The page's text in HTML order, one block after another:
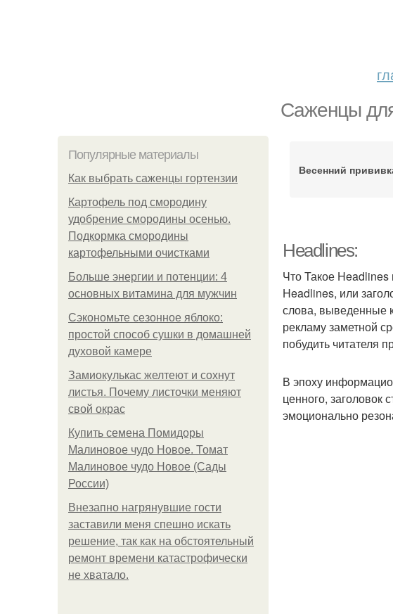
Саженцы
Популярные материалы
Как выбрать саженцы гортензии
Картофель под смородину
удобрение смородины осенью.
Подкормка смородины
картофельными очистками
Больше энергии и потенции: 4
основных витамина для мужчин
Сэкономьте сезонное яблоко:
простой способ сушки в домашней
духовой камере
Замиокулькас желтеют и сохнут
листья. Почему листочки меняют
свой окрас
Купить семена Помидоры
Малиновое чудо Новое. Томат
Малиновое чудо Новое (Сады
России)
Внезапно нагрянувшие гости
заставили меня спешно искать
решение, так как на обстоятельный
ремонт времени катастрофически
не хватало.
Весенний
Headlines:
Что Такое
Headlines, или
слова, выведенные
рекламу заметной
побудить читателя
В эпоху
ценного,
эмоционально